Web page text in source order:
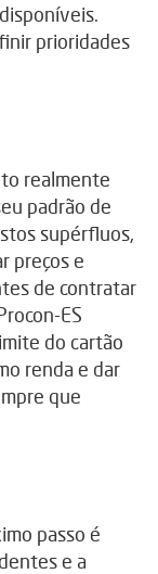
prioridades
realmente
padrão de
supérfluos,
preços e
de contratar
ES
do cartão
renda e dar
que
passo é
e a